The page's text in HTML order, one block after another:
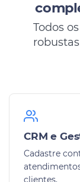
Todos
CRM e
Cadastre
clientes.